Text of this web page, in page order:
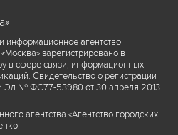
информационное агентство
зарегистрировано в
в сфере связи, информационных
Свидетельство о регистрации
Эл № ФС77-53980 от 30 апреля 2013
агентства «Агентство городских